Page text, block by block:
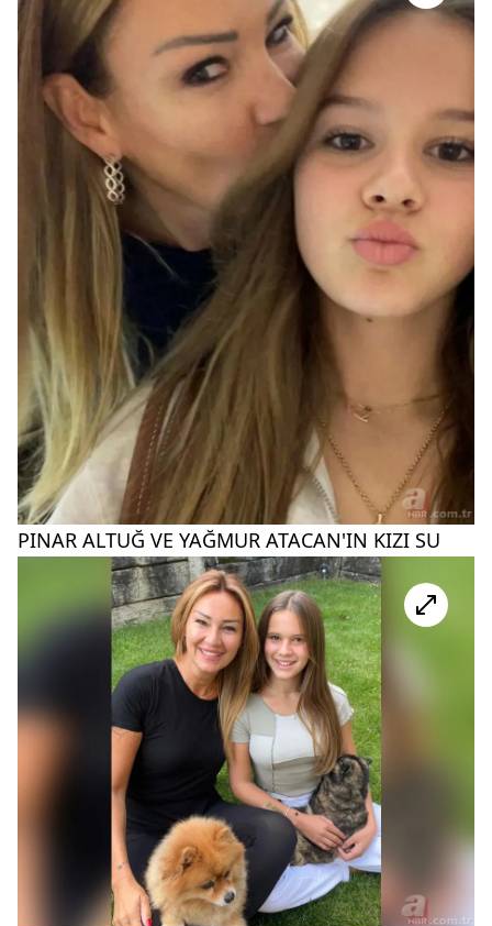
PINAR ALTUĞ VE YAĞMUR ATACAN'IN KIZI SU